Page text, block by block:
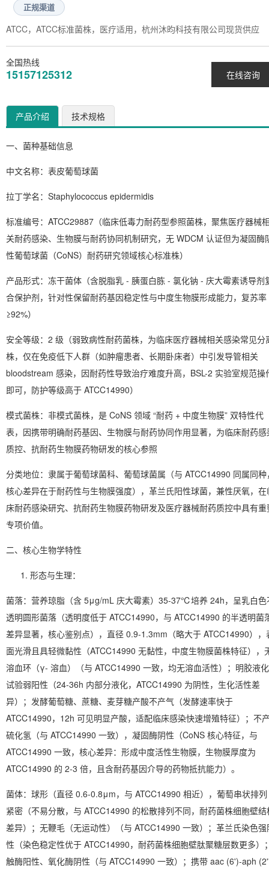
正规渠道
ATCC，ATCC标准菌株，医疗适用，杭州沐昀科技有限公司现货供应
在线咨询
全国热线
15157125312
产品介绍 技术规格
一、菌种基础信息
中文名称：表皮葡萄球菌
拉丁学名 ： Staphylococcus epidermidis
标准编号：ATCC29887（临床低毒力耐药型参照菌株，聚焦医疗器械
关耐药感染、生物膜与耐药协同机制研究，无 WDCM 认证但为凝固酶
性葡萄球菌（CoNS）耐药研究领域核心标准株）
产品形式：冻干菌体（含脱脂乳 - 胰蛋白胨 - 氯化钠 - 庆大霉素诱导剂
合保护剂，针对性保留耐药基因稳定性与中度生物膜形成能力，复苏率
≥92%）
安全等级：2 级（弱致病性耐药菌株，为临床医疗器械相关感染常见分
株，仅在免疫低下人群（如肿瘤患者、长期卧床者）中引发导管相关
bloodstream 感染，因耐药性导致治疗难度升高，BSL-2 实验室规范操
即可，防护等级高于 ATCC14990）
模式菌株：非模式菌株，是 CoNS 领域 “耐药 + 中度生物膜” 双特性代
表，因携带明确耐药基因、生物膜与耐药协同作用显著，为临床耐药感
质控、抗耐药生物膜药物研发的核心参照
分类地位：隶属于葡萄球菌科、葡萄球菌属（与 ATCC14990 同属同种
核心差异在于耐药性与生物膜强度），革兰氏阳性球菌，兼性厌氧，在
床耐药感染研究、抗耐药生物膜药物研发及医疗器械耐药质控中具有重
专项价值。
二、核心生物学特性
形态与生理：
菌落：营养琼脂（含 5μg/mL 庆大霉素）35-37℃培养 24h，呈乳白色
透明圆形菌落 （透明度低于 ATCC14990，与 ATCC14990 的半透明菌
差异显著，核心鉴别点），直径 0.9-1.3mm（略大于 ATCC14990），
面光滑且具轻微黏性（ATCC14990 无黏性，中度生物膜菌株特征），
溶血环（γ- 溶血）
（与 ATCC14990 一致，均无溶血活性）；明胶液化
试验弱阳性（24-36h 内部分液化，ATCC14990 为阴性，生化活性差
异）；发酵葡萄糖、蔗糖、麦芽糖产酸不产气（发酵速率快于
ATCC14990，12h 可见明显产酸，适配临床感染快速增殖特征）； 不
硫化氢（与 ATCC14990 一致），凝固酶阴性 （CoNS 核心特征，与
ATCC14990 一致，核心差异：形成中度活性生物膜，生物膜厚度为
ATCC14990 的 2-3 倍，且含耐药基因介导的药物抵抗能力）。
菌体：球形（直径 0.6-0.8μm，与 ATCC14990 相近），葡萄串状排列
紧密（不易分散，与 ATCC14990 的松散排列不同，耐药菌株细胞壁结
差异）； 无鞭毛（无运动性）
（与 ATCC14990 一致）；革兰氏染色强
性（染色稳定性优于 ATCC14990，耐药菌株细胞壁肽聚糖层数更多）
触酶阳性、氧化酶阴性（与 ATCC14990 一致）； 携带 aac (6')-aph